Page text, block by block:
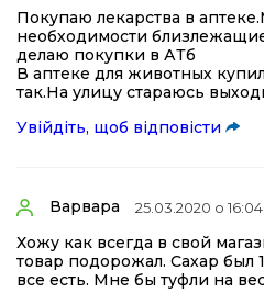
Покупаю лекарства в
необходимости
делаю покупки в АТб
В аптеке для животных
так.На улицу стараюсь
Увійдіть, щоб відповісти
Варвара 25.03.2020 о 16:04
Хожу как всегда в свой
товар подорожал. Сахар был
все есть. Мне бы туфли на